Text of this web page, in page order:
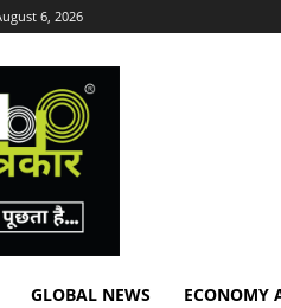
6, 2026
GLOBAL NEWS ECONOMY